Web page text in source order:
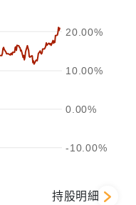
-10.00%
0.00%
10.00%
20.00%
3年
持股明細